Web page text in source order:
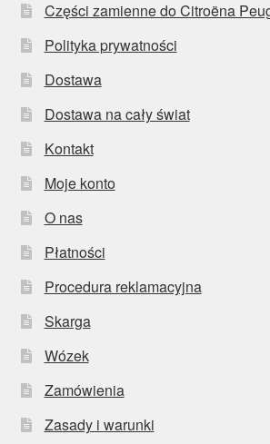
Części zamienne do Citroëna
Polityka prywatności
Dostawa
Dostawa na cały świat
Kontakt
Moje konto
O nas
Płatności
Procedura reklamacyjna
Skarga
Wózek
Zamówienia
Zasady i warunki